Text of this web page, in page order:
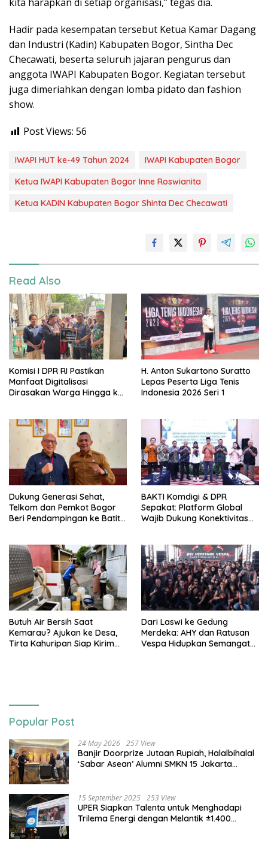
Hadir pada kesempatan tersebut Ketua Kamar Dagang
dan Industri (Kadin) Kabupaten Bogor, Sintha Dec
Checawati, beserta seluruh jajaran pengurus dan
anggota IWAPI Kabupaten Bogor. Kegiatan tersebut
juga dimeriahkan dengan lomba pidato dan fashion
show.
Post Views: 56
IWAPI HUT ke-49 Tahun 2024
IWAPI Kabupaten Bogor
Ketua IWAPI Kabupaten Bogor Inne Roswianita
Ketua KADIN Kabupaten Bogor Shinta Dec Checawati
Read Also
Komisi I DPR RI Pastikan
Manfaat Digitalisasi
Dirasakan Warga Hingga ke
H. Anton Sukartono Suratto
Lepas Peserta Liga Tenis
Indonesia 2026 Seri 1
Dukung Generasi Sehat,
Telkom dan Pemkot Bogor
Beri Pendampingan ke Batita
BAKTI Komdigi & DPR
Sepakat: Platform Global
Wajib Dukung Konektivitas
Butuh Air Bersih Saat
Kemarau? Ajukan ke Desa,
Tirta Kahuripan Siap Kirim
Dari Laswi ke Gedung
Merdeka: AHY dan Ratusan
Vespa Hidupkan Semangat
Popular Post
24 May 2026 257 View
Banjir Doorprize Jutaan Rupiah, Halalbihalal
‘Sabar Asean’ Alumni SMKN 15 Jakarta
15 September 2025 253 View
UPER Siapkan Talenta untuk Menghadapi
Trilema Energi dengan Melantik ±1.400